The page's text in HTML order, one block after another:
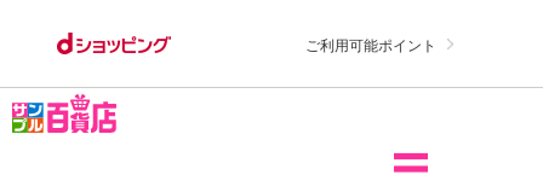
ご利用可能ポイント